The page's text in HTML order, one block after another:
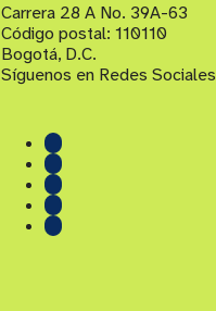
Carrera 28 A No. 39A-63
Código postal: 110110
Bogotá, D.C.
Síguenos en Redes Sociales